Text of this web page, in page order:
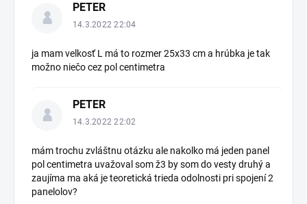
PETER
14.3.2022 22:04
ja mam velkosť L má to rozmer 25x33 cm a hrúbka je tak
možno niečo cez pol centimetra
PETER
14.3.2022 22:02
mám trochu zvláštnu otázku ale nakolko má jeden panel
pol centimetra uvažoval som ž3 by som do vesty druhý a
zaujíma ma aká je teoretická trieda odolnosti pri spojení 2
panelolov?